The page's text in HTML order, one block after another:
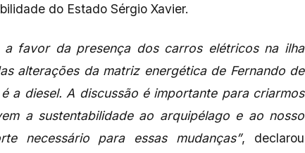
do Estado Sérgio Xavier.
a favor da presença dos carros elétricos na ilha
alterações da matriz energética de Fernando de
a diesel. A discussão é importante para criarmos
a sustentabilidade ao arquipélago e ao nosso
necessário para essas mudanças”, declarou